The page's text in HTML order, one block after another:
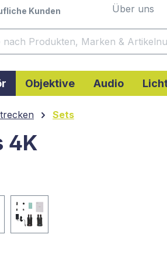
Kunden Über uns
Objektive Audio
Sets
4K